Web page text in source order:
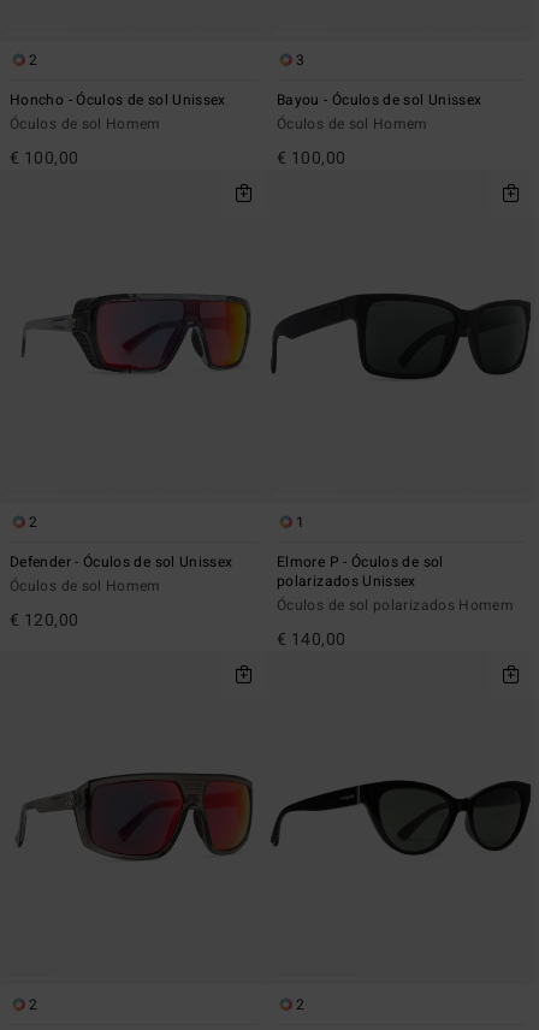
2
Honcho - Óculos de sol Unissex
Óculos de sol Homem
€ 100,00
3
Bayou - Óculos de sol Unissex
Óculos de sol Homem
€ 100,00
2
Defender - Óculos de sol Unissex
Óculos de sol Homem
€ 120,00
1
Elmore P - Óculos de sol
polarizados Unissex
Óculos de sol polarizados Homem
€ 140,00
2
2